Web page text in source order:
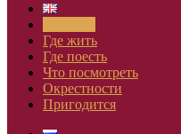
Где жить
Где поесть
Что посмотреть
Окрестности
Пригодится